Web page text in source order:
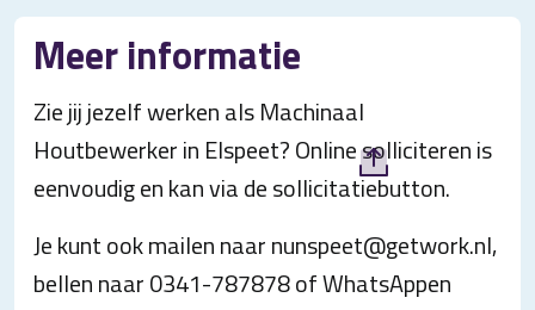
Meer informatie
Zie jij jezelf werken als Machinaal
Houtbewerker in Elspeet? Online solliciteren is
eenvoudig en kan via de sollicitatiebutton.
Je kunt ook mailen naar nunspeet@getwork.nl,
bellen naar 0341-787878 of WhatsAppen